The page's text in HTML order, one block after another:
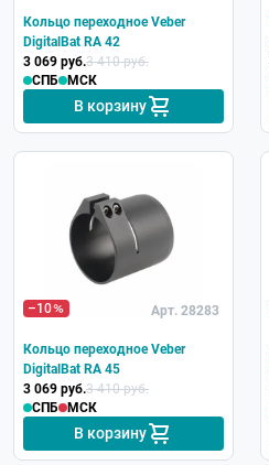
Кольцо переходное Veber
DigitalBat RA 42
3 069 руб.3 410 руб.
СПБ
МСК
В корзину
–10 Арт. 28283
Кольцо переходное Veber
DigitalBat RA 45
3 069 руб.3 410 руб.
СПБ
МСК
В корзину